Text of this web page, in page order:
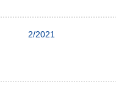
2/2021